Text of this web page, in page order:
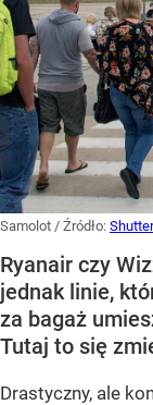
Samolot / Źródło:
Ryanair czy
jednak linie,
za bagaż
Tutaj to się
Drastyczny, ale